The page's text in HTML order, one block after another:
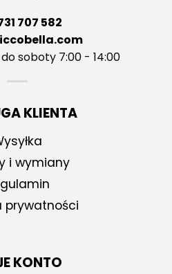
707 582
soboty 7:00 - 14:00
KLIENTA
i wymiany
prywatności
KONTO